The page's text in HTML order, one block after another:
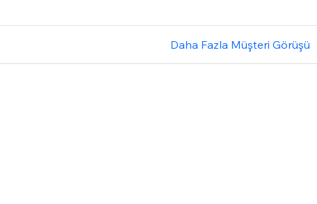
Daha Fazla Müşteri Görüşü